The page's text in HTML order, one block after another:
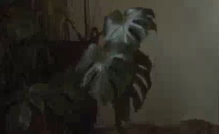
כלי סינון